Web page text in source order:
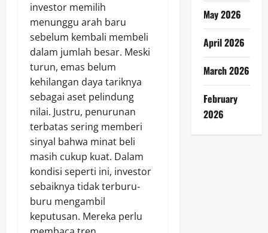
investor memilih
menunggu arah baru
sebelum kembali membeli
dalam jumlah besar. Meski
turun, emas belum
kehilangan daya tariknya
sebagai aset pelindung
nilai. Justru, penurunan
terbatas sering memberi
sinyal bahwa minat beli
masih cukup kuat. Dalam
kondisi seperti ini, investor
sebaiknya tidak terburu-
buru mengambil
keputusan. Mereka perlu
May 2026
April 2026
March 2026
February
2026